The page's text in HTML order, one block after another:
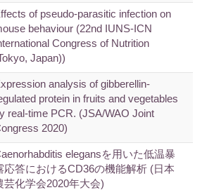
of pseudo-parasitic infection on
behaviour (22nd IUNS-ICN
Congress of Nutrition
Japan))
analysis of gibberellin-
protein in fruits and vegetables
real-time PCR. (JSA/WAO Joint
2020)
elegansを用いた低温暴
応答におけるCD36の機能解析 (日本
芸化学会2020年大会)